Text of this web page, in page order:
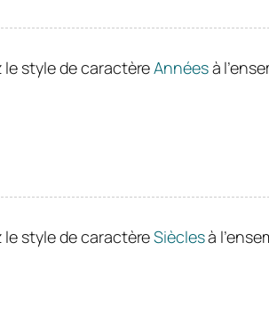
le style de caractèreAnnéesà
le style de caractèreSièclesà